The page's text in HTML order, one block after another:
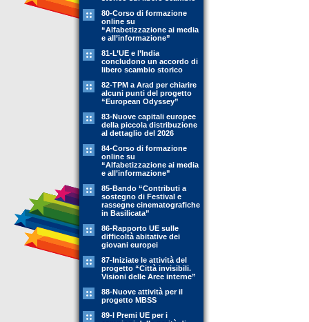
80-Corso di formazione
online su
“Alfabetizzazione ai media
e all’informazione”
81-L’UE e l’India
concludono un accordo di
libero scambio storico
82-TPM a Arad per chiarire
alcuni punti del progetto
“European Odyssey”
83-Nuove capitali europee
della piccola distribuzione
al dettaglio del 2026
84-Corso di formazione
online su
“Alfabetizzazione ai media
e all’informazione”
85-Bando “Contributi a
sostegno di Festival e
rassegne cinematografiche
in Basilicata”
86-Rapporto UE sulle
difficoltà abitative dei
giovani europei
87-Iniziate le attività del
progetto “Città invisibili.
Visioni delle Aree interne”
88-Nuove attività per il
progetto MBSS
89-l Premi UE per i